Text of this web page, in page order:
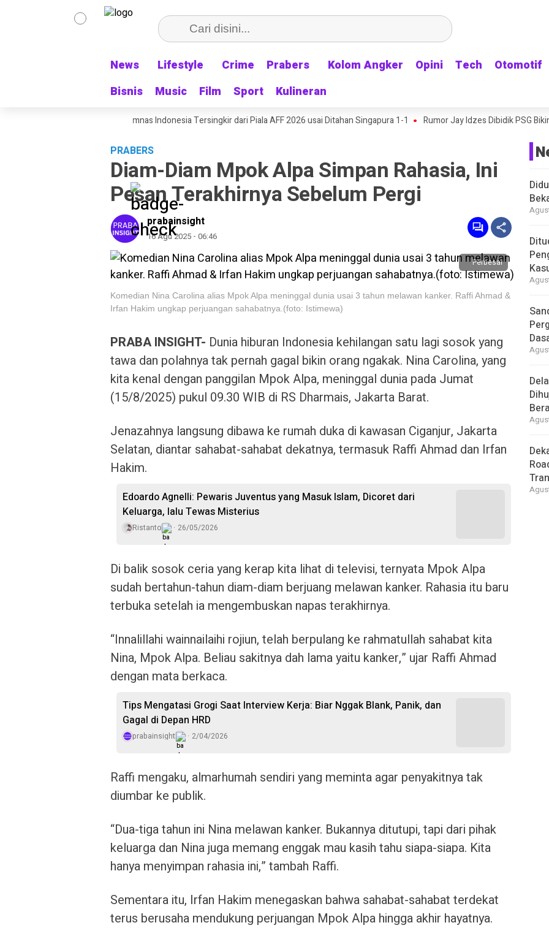
News Lifestyle Crime Prabers Kolom Angker Opini Tech
Otomotif
Bisnis
Music Film Sport Kulineran
News Lifestyle Crime Prabers Kolom Angker Opini Tech
Otomotif
Bisnis
Music Film Sport Kulineran
Pulang Kampung: Timnas Indonesia Tersingkir dari Piala AFF 2026 usai Ditahan Singapura 1-1 Rumor Jay Idzes Dibidik PSG Bikin
PRABERS
Diam-Diam Mpok Alpa Simpan Rahasia, Ini
Pesan Terakhirnya Sebelum Pergi
prabainsight
16 Agu 2025 - 06:46
Perbesar
Komedian Nina Carolina alias Mpok Alpa meninggal dunia usai 3 tahun melawan kanker. Raffi Ahmad &
Irfan Hakim ungkap perjuangan sahabatnya.(foto: Istimewa)
PRABA INSIGHT- Dunia hiburan Indonesia kehilangan satu lagi sosok yang
tawa dan polahnya tak pernah gagal bikin orang ngakak. Nina Carolina, yang
kita kenal dengan panggilan Mpok Alpa, meninggal dunia pada Jumat
(15/8/2025) pukul 09.30 WIB di RS Dharmais, Jakarta Barat.
Jenazahnya langsung dibawa ke rumah duka di kawasan Ciganjur, Jakarta
Selatan, diantar sahabat-sahabat dekatnya, termasuk Raffi Ahmad dan Irfan
Hakim.
Edoardo Agnelli: Pewaris Juventus yang Masuk Islam, Dicoret dari
Keluarga, lalu Tewas Misterius
Ristanto 26/05/2026
Di balik sosok ceria yang kerap kita lihat di televisi, ternyata Mpok Alpa
sudah bertahun-tahun diam-diam berjuang melawan kanker. Rahasia itu baru
terbuka setelah ia mengembuskan napas terakhirnya.
“Innalillahi wainnailaihi rojiun, telah berpulang ke rahmatullah sahabat kita
Nina, Mpok Alpa. Beliau sakitnya dah lama yaitu kanker,” ujar Raffi Ahmad
dengan mata berkaca.
Tips Mengatasi Grogi Saat Interview Kerja: Biar Nggak Blank, Panik, dan
Gagal di Depan HRD
prabainsight 2/04/2026
Raffi mengaku, almarhumah sendiri yang meminta agar penyakitnya tak
diumbar ke publik.
“Dua-tiga tahun ini Nina melawan kanker. Bukannya ditutupi, tapi dari pihak
keluarga dan Nina juga memang enggak mau kasih tahu siapa-siapa. Kita
hanya menyimpan rahasia ini,” tambah Raffi.
Sementara itu, Irfan Hakim menegaskan bahwa sahabat-sahabat terdekat
terus berusaha mendukung perjuangan Mpok Alpa hingga akhir hayatnya.